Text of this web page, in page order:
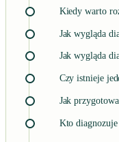
Kiedy warto
Jak wygląda
Jak wygląda
Czy istnieje
Jak
Kto